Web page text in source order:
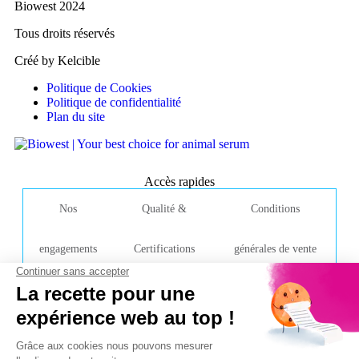
Biowest 2024
Tous droits réservés
Créé by Kelcible
Politique de Cookies
Politique de confidentialité
Plan du site
Accès rapides
Nos
engagements
Qualité &
Certifications
Conditions
générales de vente
Contacter l'entreprise
Rue de la Caille
49340 Nuaillé